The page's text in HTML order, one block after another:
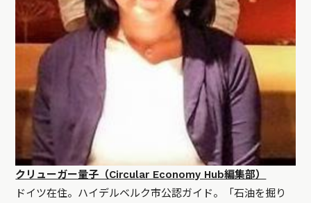
クリューガー量子（Circular Economy Hub編集部）
ドイツ在住。ハイデルベルク市公認ガイド。「石油を掘り